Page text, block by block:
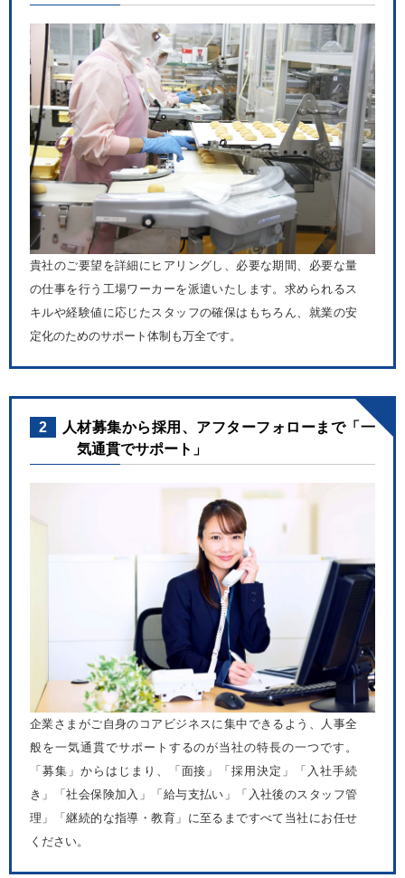
貴社のご要望を詳細にヒアリングし、必要な期間、必要な量
の仕事を行う工場ワーカーを派遣いたします。求められるス
キルや経験値に応じたスタッフの確保はもちろん、就業の安
定化のためのサポート体制も万全です。
2
人材募集から採用、アフターフォローまで「一
気通貫でサポート」
企業さまがご自身のコアビジネスに集中できるよう、人事全
般を一気通貫でサポートするのが当社の特長の一つです。
「募集」からはじまり、「面接」「採用決定」「入社手続
き」「社会保険加入」「給与支払い」「入社後のスタッフ管
理」「継続的な指導・教育」に至るまですべて当社にお任せ
ください。